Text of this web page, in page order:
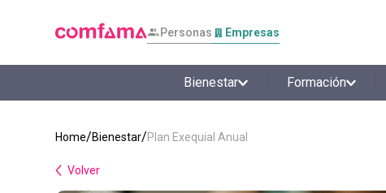
Personas Empresas
Bienestar Formación
Bienestar Plan Exequial Anual
Volver